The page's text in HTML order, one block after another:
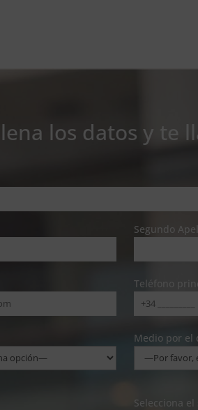
los datos y te
Segundo
Teléfono
Medio por el
Selecciona